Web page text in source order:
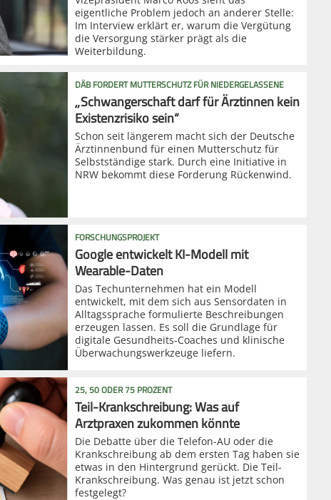
eigentliche Problem jedoch an anderer Stelle:
Im Interview erklärt er, warum die Vergütung
die Versorgung stärker prägt als die
Weiterbildung.
DÄB FORDERT MUTTERSCHUTZ FÜR NIEDERGELASSENE
„Schwangerschaft darf für Ärztinnen kein
Existenzrisiko sein“
Schon seit längerem macht sich der Deutsche
Ärztinnenbund für einen Mutterschutz für
Selbstständige stark. Durch eine Initiative in
NRW bekommt diese Forderung Rückenwind.
FORSCHUNGSPROJEKT
Google entwickelt KI-Modell mit
Wearable-Daten
Das Techunternehmen hat ein Modell
entwickelt, mit dem sich aus Sensordaten in
Alltagssprache formulierte Beschreibungen
erzeugen lassen. Es soll die Grundlage für
digitale Gesundheits-Coaches und klinische
Überwachungswerkzeuge liefern.
25, 50 ODER 75 PROZENT
Teil-Krankschreibung: Was auf
Arztpraxen zukommen könnte
Die Debatte über die Telefon-AU oder die
Krankschreibung ab dem ersten Tag haben sie
etwas in den Hintergrund gerückt. Die Teil-
Krankschreibung. Was genau ist jetzt schon
festgelegt?